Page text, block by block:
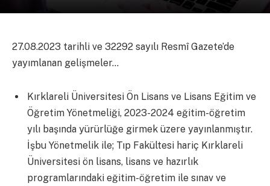
27.08.2023 tarihli ve 32292 sayılı Resmî Gazete’de
yayımlanan gelişmeler…
Kırklareli Üniversitesi Ön Lisans ve Lisans Eğitim ve
Öğretim Yönetmeliği, 2023-2024 eğitim-öğretim
yılı başında yürürlüğe girmek üzere yayınlanmıştır.
İşbu Yönetmelik ile; Tıp Fakültesi hariç Kırklareli
Üniversitesi ön lisans, lisans ve hazırlık
programlarındaki eğitim-öğretim ile sınav ve